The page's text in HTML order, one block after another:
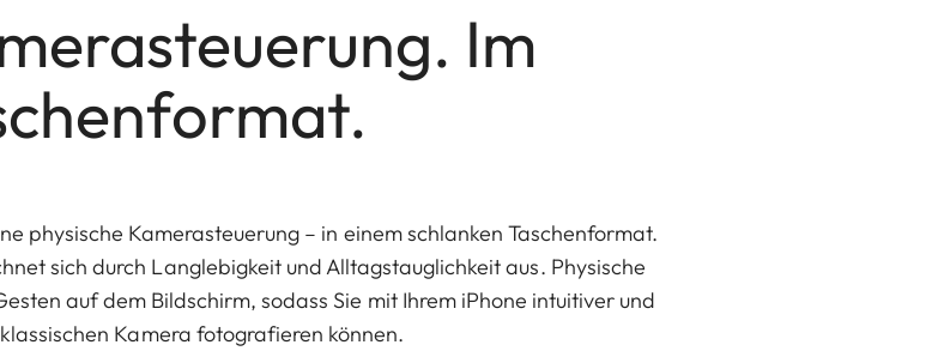
Im
physische Kamerasteuerung – in einem schlanken Taschenformat.
sich durch Langlebigkeit und Alltagstauglichkeit aus. Physische
auf dem Bildschirm, sodass Sie mit Ihrem iPhone intuitiver und
Kamera fotografieren können.